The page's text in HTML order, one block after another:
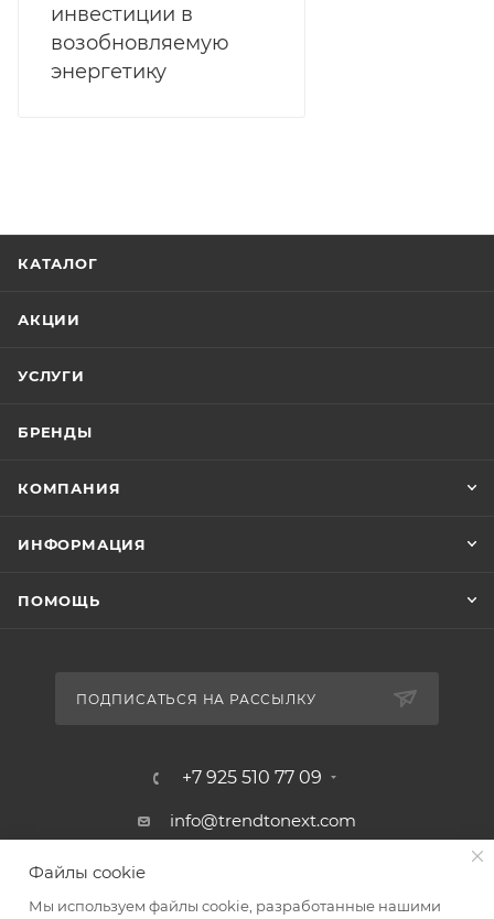
инвестиции в
возобновляемую
энергетику
КАТАЛОГ
АКЦИИ
УСЛУГИ
БРЕНДЫ
КОМПАНИЯ
ИНФОРМАЦИЯ
ПОМОЩЬ
ПОДПИСАТЬСЯ НА РАССЫЛКУ
+7 925 510 77 09
info@trendtonext.com
117418, Москва, ул. Профсоюзная, д.
Файлы cookie
Мы используем файлы cookie, разработанные нашими